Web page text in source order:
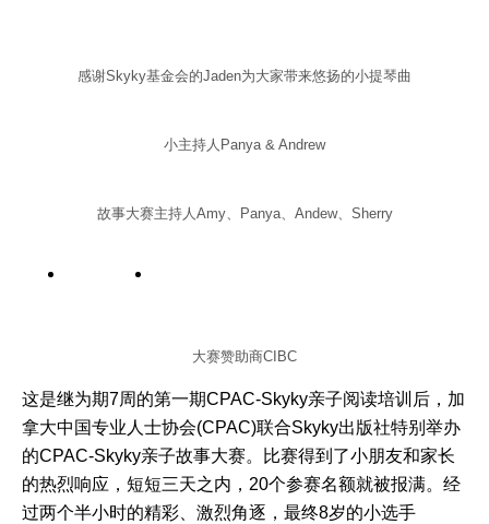
感谢Skyky基金会的Jaden为大家带来悠扬的小提琴曲
小主持人Panya & Andrew
故事大赛主持人Amy、Panya、Andew、Sherry
大赛赞助商CIBC
这是继为期7周的第一期CPAC-Skyky亲子阅读培训后，加
拿大中国专业人士协会(CPAC)联合Skyky出版社特别举办
的CPAC-Skyky亲子故事大赛。比赛得到了小朋友和家长
的热烈响应，短短三天之内，20个参赛名额就被报满。经
过两个半小时的精彩、激烈角逐，最终8岁的小选手